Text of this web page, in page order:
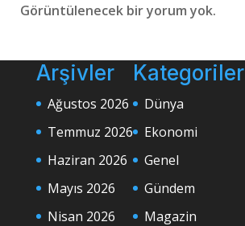
Görüntülenecek bir yorum yok.
Arşivler
Ağustos 2026
Temmuz 2026
Haziran 2026
Mayıs 2026
Nisan 2026
Kategoriler
Dünya
Ekonomi
Genel
Gündem
Magazin